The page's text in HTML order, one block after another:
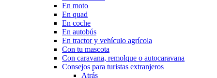
En moto
En quad
En coche
En autobús
En tractor y vehículo agrícola
Con tu mascota
Con caravana, remolque o autocaravana
Consejos para turistas extranjeros
Atrás